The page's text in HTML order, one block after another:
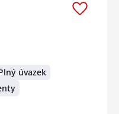
úvazek